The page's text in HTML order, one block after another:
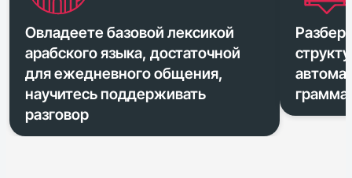
Овладеете базовой лексикой
арабского языка, достаточной
для ежедневного общения,
научитесь поддерживать
разговор